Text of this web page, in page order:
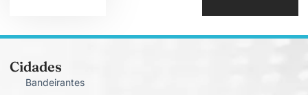
Cidades
Bandeirantes